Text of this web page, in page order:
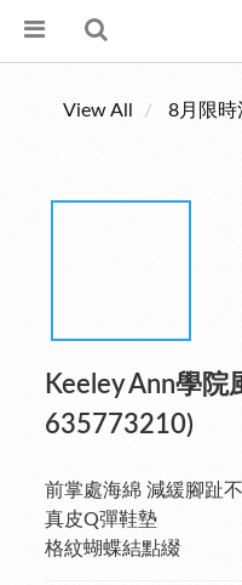
View All 8月限時
Keeley Ann學
635773210)
前掌處海綿 減緩腳趾
真皮Q彈鞋墊
格紋蝴蝶結點綴